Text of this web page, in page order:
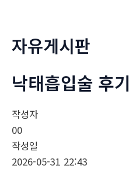
자유게시판
낙­태흡입술 후기
작성자
00
작성일
2026-05-31 22:43